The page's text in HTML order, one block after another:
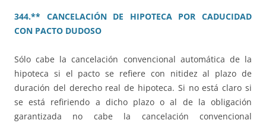
344.** CANCELACIÓN DE HIPOTECA POR CADUCIDAD
CON PACTO DUDOSO
Sólo cabe la cancelación convencional automática de la
hipoteca si el pacto se refiere con nitidez al plazo de
duración del derecho real de hipoteca. Si no está claro si
se está refiriendo a dicho plazo o al de la obligación
garantizada no cabe la cancelación convencional